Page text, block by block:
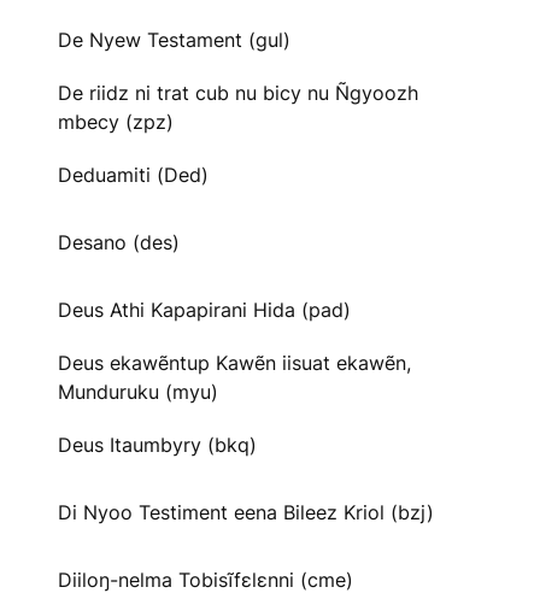
De Nyew Testament (gul)
De riidz ni trat cub nu bicy nu Ñgyoozh
mbecy (zpz)
Deduamiti (Ded)
Desano (des)
Deus Athi Kapapirani Hida (pad)
Deus ekawẽntup Kawẽn iisuat ekawẽn,
Munduruku (myu)
Deus Itaumbyry (bkq)
Di Nyoo Testiment eena Bileez Kriol (bzj)
Diiloŋ-nelma Tobisĩfɛlɛnni (cme)